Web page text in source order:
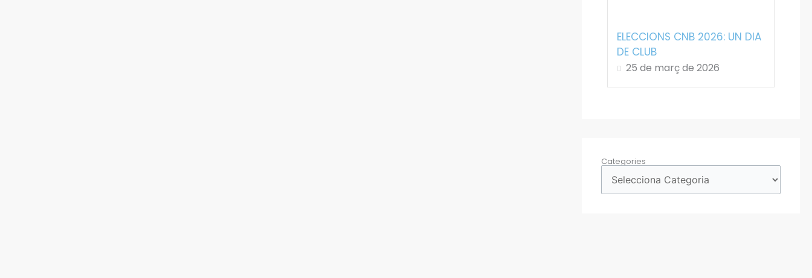
ELECCIONS CNB 2026: UN DIA
DE CLUB
25 de març de 2026
Categories